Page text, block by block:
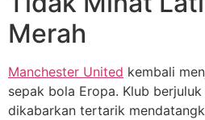
Merah
Manchester United kembali
sepak bola Eropa. Klub berjuluk
dikabarkan tertarik